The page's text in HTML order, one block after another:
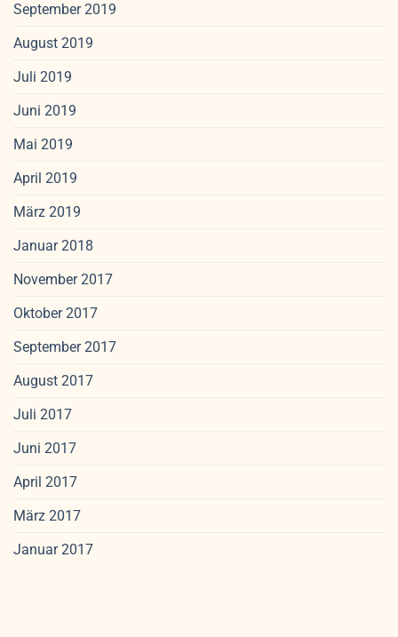
September 2019
August 2019
Juli 2019
Juni 2019
Mai 2019
April 2019
März 2019
Januar 2018
November 2017
Oktober 2017
September 2017
August 2017
Juli 2017
Juni 2017
April 2017
März 2017
Januar 2017